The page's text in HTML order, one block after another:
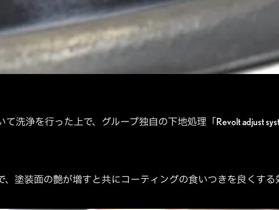
洗浄を行った上で、グループ独自の下地処理「Revolt adjust
塗装面の艶が増すと共にコーティングの食いつきを良くする